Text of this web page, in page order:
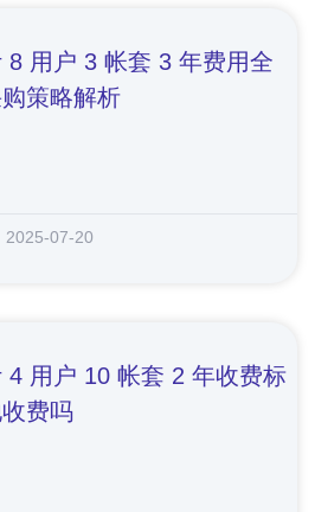
8 用户 3 帐套 3 年费用全
策略解析
2025-07-20
4 用户 10 帐套 2 年收费标
费吗